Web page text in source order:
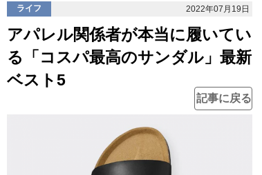
ライフ 2022年07月19日
アパレル関係者が本当に履いてい
る「コスパ最高のサンダル」最新
ベスト5
記事に戻る